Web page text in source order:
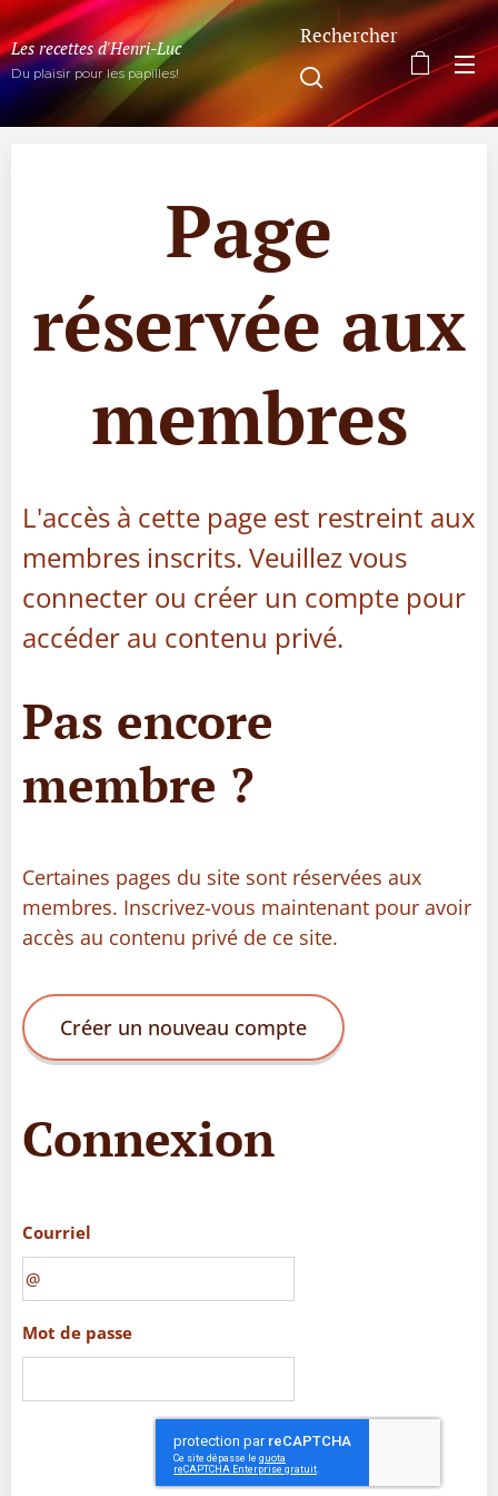
Les recettes d'Henri-Luc
Du plaisir pour les papilles!
Rechercher
Page
réservée aux
membres
L'accès à cette page est restreint aux
membres inscrits. Veuillez vous
connecter ou créer un compte pour
accéder au contenu privé.
Pas encore
membre ?
Certaines pages du site sont réservées aux
membres. Inscrivez-vous maintenant pour avoir
accès au contenu privé de ce site.
Créer un nouveau compte
Connexion
Courriel
Mot de passe